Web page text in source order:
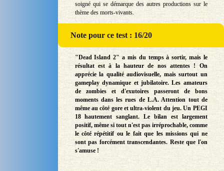
soigné qui se démarque des autres productions sur le
thème des morts-vivants.
Notepour ce test : 16/20
"Dead Island 2" a mis du temps à sortir, mais le
résultat est à la hauteur de nos attentes ! On
apprécie la qualité audiovisuelle, mais surtout un
gameplay dynamique et jubilatoire. Les amateurs
de zombies et d'exutoires passeront de bons
moments dans les rues de L.A. Attention tout de
même au côté gore et ultra-violent du jeu. Un PEGI
18 hautement sanglant. Le bilan est largement
positif, même si tout n'est pas irréprochable, comme
le côté répétitif ou le fait que les missions qui ne
sont pas forcément transcendantes. Reste que l'on
s'amuse !